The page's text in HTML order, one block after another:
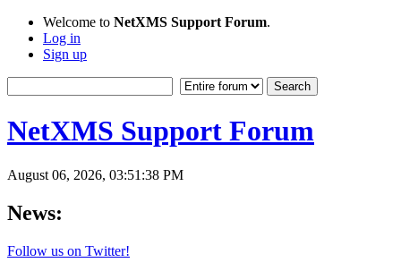
Welcome to NetXMS Support Forum.
Log in
Sign up
NetXMS Support Forum
August 06, 2026, 03:51:38 PM
News:
Follow us on Twitter!